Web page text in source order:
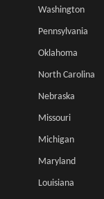
Washington
Pennsylvania
Oklahoma
North Carolina
Nebraska
Missouri
Michigan
Maryland
Louisiana